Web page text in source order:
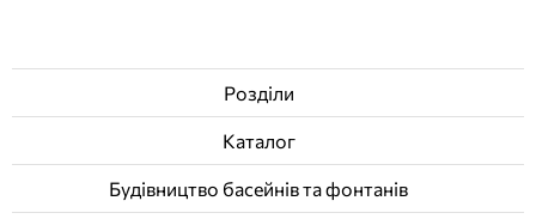
Розділи
Каталог
Будівництво басейнів та фонтанів